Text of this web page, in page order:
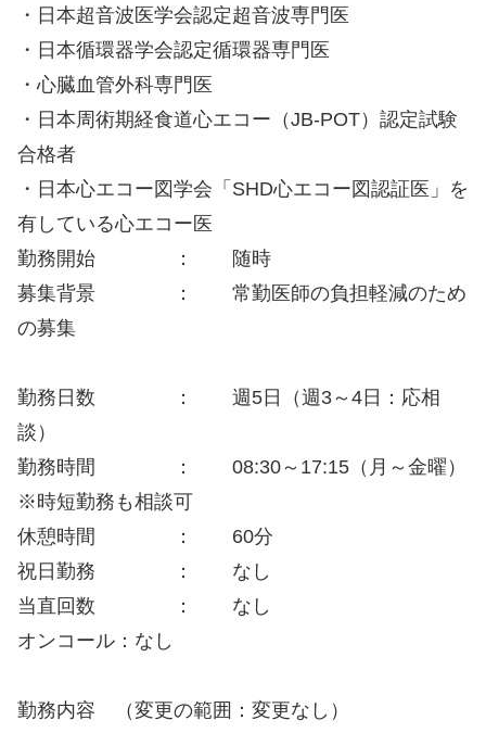
・日本超音波医学会認定超音波専門医
・日本循環器学会認定循環器専門医
・心臓血管外科専門医
・日本周術期経食道心エコー（JB-POT）認定試験
合格者
・日本心エコー図学会「SHD心エコー図認証医」を
有している心エコー医
勤務開始 ： 随時
募集背景 ： 常勤医師の負担軽減のため
の募集
勤務日数 ： 週5日（週3～4日：応相
談）
勤務時間 ： 08:30～17:15（月～金曜）
※時短勤務も相談可
休憩時間 ： 60分
祝日勤務 ： なし
当直回数 ： なし
オンコール：なし
勤務内容 （変更の範囲：変更なし）